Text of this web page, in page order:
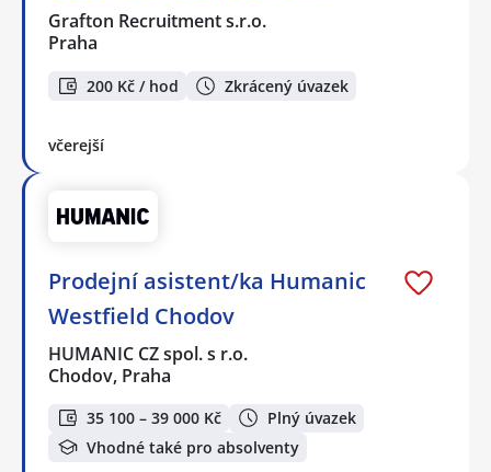
Grafton Recruitment s.r.o.
Praha
200 Kč / hod Zkrácený úvazek
včerejší
Prodejní asistent/ka Humanic
Westfield Chodov
HUMANIC CZ spol. s r.o.
Chodov, Praha
35 100 – 39 000 Kč
Plný úvazek
Vhodné také pro absolventy